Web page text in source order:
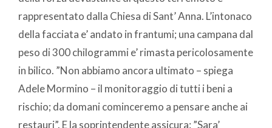
rappresentato dalla Chiesa di Sant’ Anna. L’intonaco
della facciata e’ andato in frantumi; una campana dal
peso di 300 chilogrammi e’ rimasta pericolosamente
in bilico. ”Non abbiamo ancora ultimato – spiega
Adele Mormino – il monitoraggio di tutti i beni a
rischio; da domani cominceremo a pensare anche ai
restauri”. E la soprintendente assicura: ”Sara’